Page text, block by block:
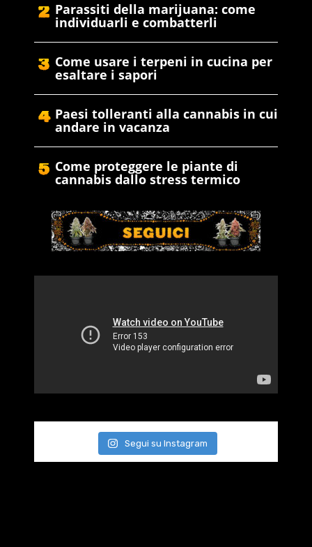
Parassiti della marijuana: come
individuarli e combatterli
Come usare i terpeni in cucina per
esaltare i sapori
Paesi tolleranti alla cannabis in cui
andare in vacanza
Come proteggere le piante di
cannabis dallo stress termico
Segui su Instagram